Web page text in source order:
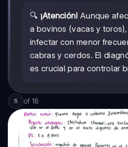
🔍 ¡Atención! Aunque
a bovinos (vacas y
infectar con menor
cabras y cerdos. El
es crucial para controlar
5 of 18